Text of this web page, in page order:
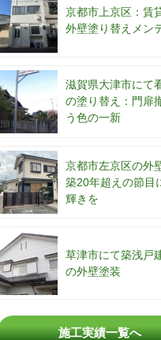
京都市上京区：賃
外壁塗り替えメン
滋賀県大津市にて
の塗り替え：門扉
う色の一新
京都市左京区の外
築20年超えの節目
輝きを
草津市にて築浅戸
の外壁塗装
施工実績一覧へ